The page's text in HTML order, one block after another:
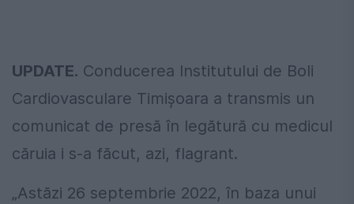
UPDATE. Conducerea Institutului de Boli
Cardiovasculare Timișoara a transmis un
comunicat de presă în legătură cu medicul
căruia i s-a făcut, azi, flagrant.
„Astăzi 26 septembrie 2022, în baza unui